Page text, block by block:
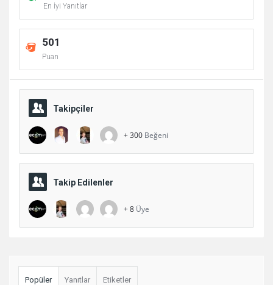
En İyi Yanıtlar
501
Puan
Takipçiler
+ 300 Beğeni
Takip Edilenler
+ 8 Üye
Sidebar
Popüler Yanıtlar Etiketler